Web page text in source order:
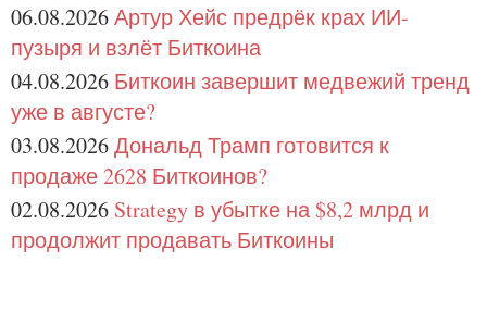
06.08.2026Артур Хейс предрёк крах ИИ-
пузыря и взлёт Биткоина
04.08.2026 Биткоин завершит медвежий тренд
уже в августе?
03.08.2026Дональд Трамп готовится к
продаже 2628 Биткоинов?
02.08.2026 Strategy в убытке на $8,2 млрд и
продолжит продавать Биткоины